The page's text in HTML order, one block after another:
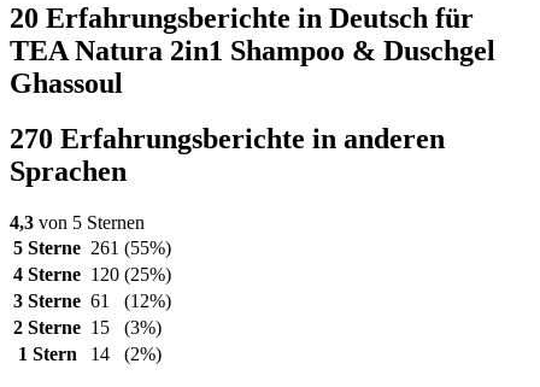
20 Erfahrungsberichte in Deutsch für
TEA Natura 2in1 Shampoo & Duschgel
Ghassoul
270 Erfahrungsberichte in anderen
Sprachen
4,3 von 5 Sternen
5 Sterne 261 (55%)
4 Sterne 120 (25%)
3 Sterne 61
(12%)
2 Sterne 15
(3%)
1 Stern
14 (2%)